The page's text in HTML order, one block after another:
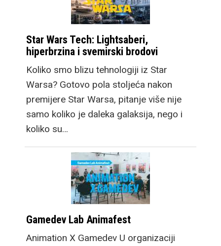
Star Wars Tech: Lightsaberi,
hiperbrzina i svemirski brodovi
Koliko smo blizu tehnologiji iz Star
Warsa? Gotovo pola stoljeća nakon
premijere Star Warsa, pitanje više nije
samo koliko je daleka galaksija, nego i
koliko su…
Gamedev Lab Animafest
Animation X Gamedev U organizaciji